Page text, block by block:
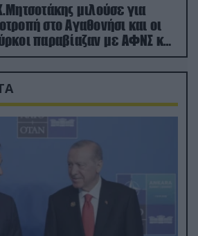
μιλούσε για
στο Αγαθονήσι και οι
παραβίαζαν με ΑΦΝΣ και